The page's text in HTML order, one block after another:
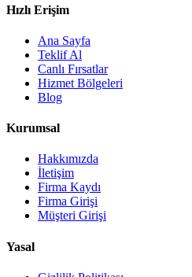
Hızlı Erişim
Ana Sayfa
Teklif Al
Canlı Fırsatlar
Hizmet Bölgeleri
Blog
Kurumsal
Hakkımızda
İletişim
Firma Kaydı
Firma Girişi
Müşteri Girişi
Yasal